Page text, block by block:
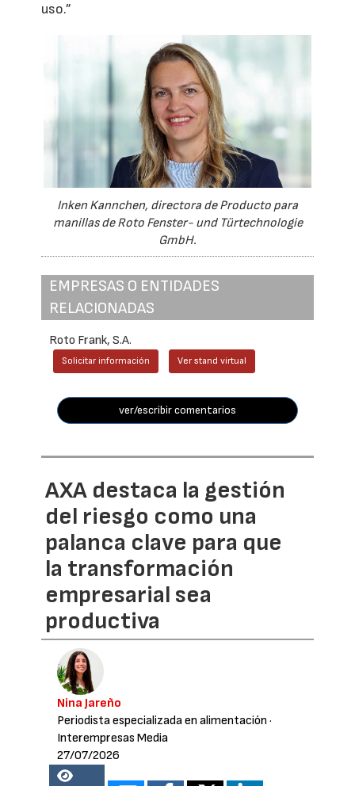
uso.”
Inken Kannchen, directora de Producto para
manillas de Roto Fenster- und Türtechnologie
GmbH.
EMPRESAS O ENTIDADES
RELACIONADAS
Roto Frank, S.A.
Solicitar información Ver stand virtual
ver/escribir comentarios
AXA destaca la gestión
del riesgo como una
palanca clave para que
la transformación
empresarial sea
productiva
Nina Jareño
Periodista especializada en alimentación ·
Interempresas Media
27/07/2026